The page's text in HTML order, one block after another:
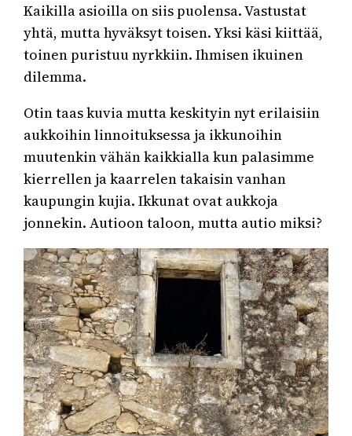
Kaikilla asioilla on siis puolensa. Vastustat
yhtä, mutta hyväksyt toisen. Yksi käsi kiittää,
toinen puristuu nyrkkiin. Ihmisen ikuinen
dilemma.
Otin taas kuvia mutta keskityin nyt erilaisiin
aukkoihin linnoituksessa ja ikkunoihin
muutenkin vähän kaikkialla kun palasimme
kierrellen ja kaarrelen takaisin vanhan
kaupungin kujia. Ikkunat ovat aukkoja
jonnekin. Autioon taloon, mutta autio miksi?